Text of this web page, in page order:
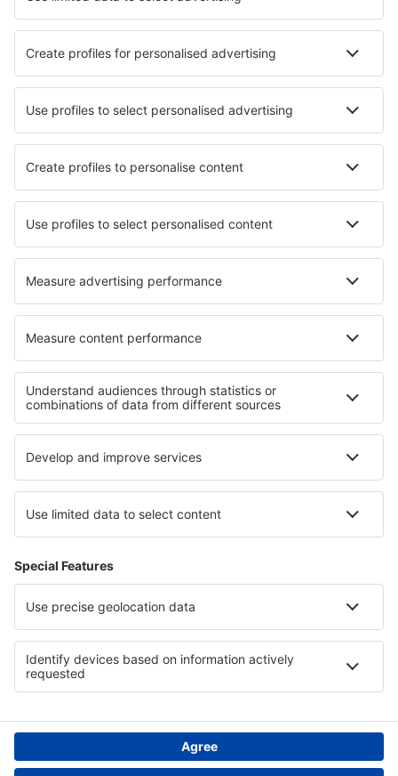
Hoteluri în Bukhara Hoteluri în Khiva
Hoteluri în Kokand Hoteluri în Andijan
Hoteluri în Qo‘qon Hoteluri în Qarshi
Cele mai bune hoteluri - orașe
Hoteluri Fjalestad Hoteluri în Montelparo
Hoteluri în Herisau Hoteluri în Sciaves Hoteluri în Avon
Hoteluri în Vátos Hoteluri în Saint-Césaire-de-Gauzignan
Hoteluri în Donji Okrug
Cele mai bune hoteluri - regiuni
Hoteluri in Anna Maria Island Hoteluri in Voievodatul Mazovia
Hoteluri in Saxonia Hoteluri in Costa del Sol